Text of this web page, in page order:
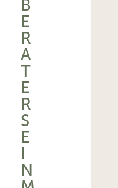
B
E
R
A
T
E
R
S
E
I
N